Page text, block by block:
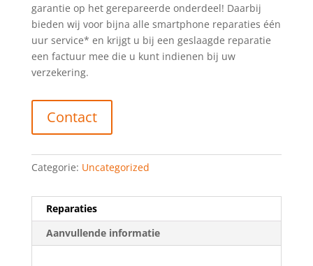
garantie op het gerepareerde onderdeel! Daarbij
bieden wij voor bijna alle smartphone reparaties één
uur service* en krijgt u bij een geslaagde reparatie
een factuur mee die u kunt indienen bij uw
verzekering.
Contact
Categorie: Uncategorized
Reparaties
Aanvullende informatie